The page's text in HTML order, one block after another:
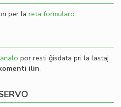
per la reta formularo.
por resti ĝisdata pri la lastaj
ilin.